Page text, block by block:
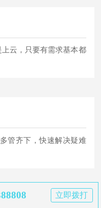
云，只要有需求基本都
管齐下，快速解决疑难
立即拨打